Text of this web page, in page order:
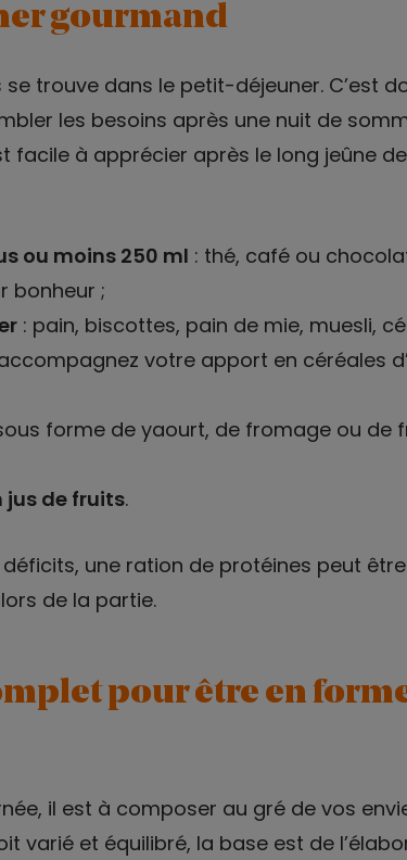
gourmand
trouve dans le petit-déjeuner. C’est
les besoins après une nuit de
facile à apprécier après le long jeûne
ou moins 250 ml : thé, café ou
bonheur ;
: pain, biscottes, pain de mie, muesli,
votre apport en céréales
forme de yaourt, de fromage ou de
jus de fruits.
une ration de protéines peut
de la partie.
pour être en
il est à composer au gré de vos
varié et équilibré, la base est de